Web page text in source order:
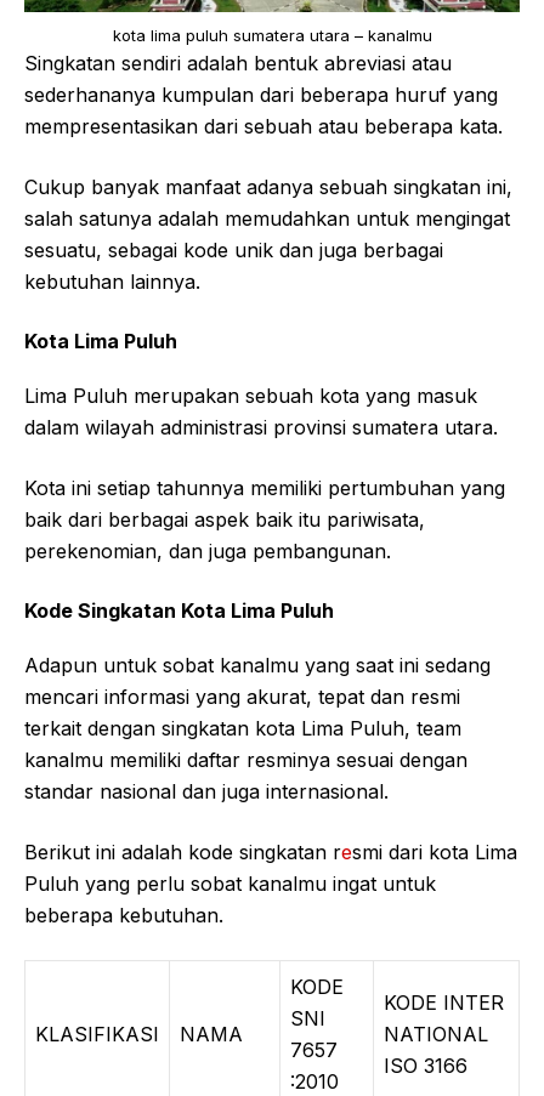
kota lima puluh sumatera utara – kanalmu
Singkatan sendiri adalah bentuk abreviasi atau
sederhananya kumpulan dari beberapa huruf yang
mempresentasikan dari sebuah atau beberapa kata.
Cukup banyak manfaat adanya sebuah singkatan ini,
salah satunya adalah memudahkan untuk mengingat
sesuatu, sebagai kode unik dan juga berbagai
kebutuhan lainnya.
Kota Lima Puluh
Lima Puluh merupakan sebuah kota yang masuk
dalam wilayah administrasi provinsi sumatera utara.
Kota ini setiap tahunnya memiliki pertumbuhan yang
baik dari berbagai aspek baik itu pariwisata,
perekenomian, dan juga pembangunan.
Kode Singkatan Kota Lima Puluh
Adapun untuk sobat kanalmu yang saat ini sedang
mencari informasi yang akurat, tepat dan resmi
terkait dengan singkatan kota Lima Puluh, team
kanalmu memiliki daftar resminya sesuai dengan
standar nasional dan juga internasional.
Berikut ini adalah kode singkatan resmi dari kota Lima
Puluh yang perlu sobat kanalmu ingat untuk
beberapa kebutuhan.
KLASIFIKASI NAMA
KODE
SNI
7657
:2010
KODE INTER
NATIONAL
ISO 3166